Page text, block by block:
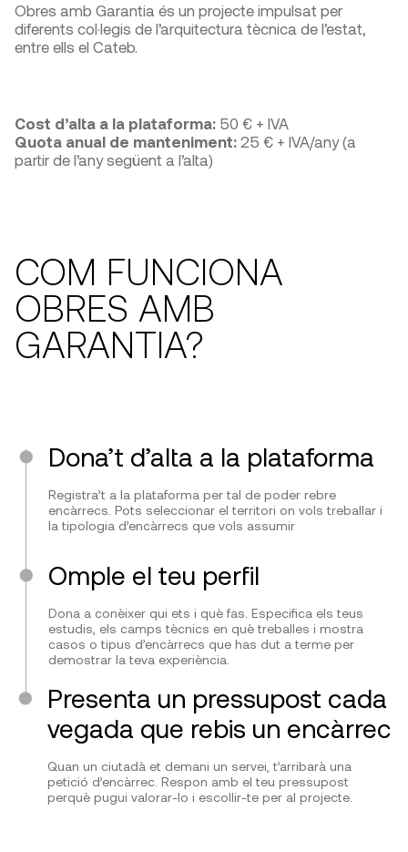
Obres amb Garantia és un projecte impulsat per
diferents col·legis de l’arquitectura tècnica de l’estat,
entre ells el Cateb.
Cost d’alta a la plataforma: 50 € + IVA
Quota anual de manteniment: 25 € + IVA/any (a
partir de l’any següent a l’alta)
COM FUNCIONA
OBRES AMB
GARANTIA?
Dona’t d’alta a la plataforma
Registra’t a la plataforma per tal de poder rebre
encàrrecs. Pots seleccionar el territori on vols treballar i
la tipologia d’encàrrecs que vols assumir
Omple el teu perfil
Dona a conèixer qui ets i què fas. Especifica els teus
estudis, els camps tècnics en què treballes i mostra
casos o tipus d’encàrrecs que has dut a terme per
demostrar la teva experiència.
Presenta un pressupost cada
vegada que rebis un encàrrec
Quan un ciutadà et demani un servei, t’arribarà una
petició d’encàrrec. Respon amb el teu pressupost
perquè pugui valorar-lo i escollir-te per al projecte.